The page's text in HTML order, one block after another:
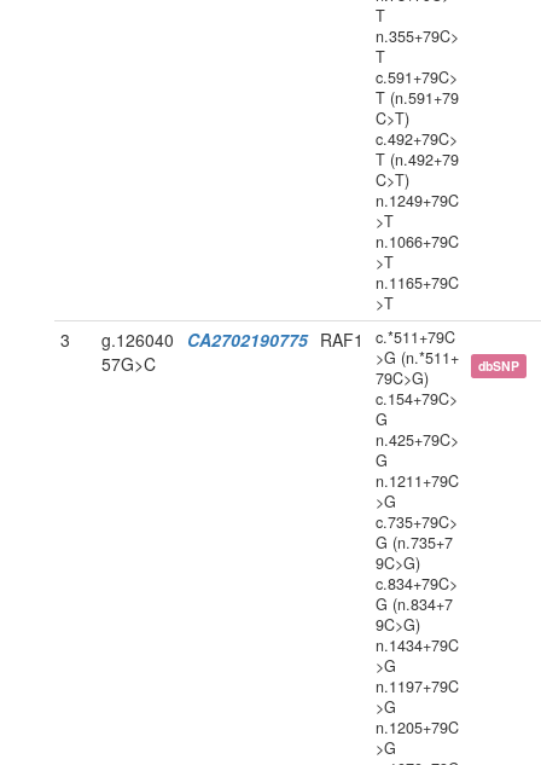
T
n.355+79C>
T
c.591+79C>
T (n.591+79
C>T)
c.492+79C>
T (n.492+79
C>T)
n.1249+79C
>T
n.1066+79C
>T
n.1165+79C
>T
3
g.126040
57G>C
CA2702190775 RAF1
c.*511+79C
>G (n.*511+
79C>G)
c.154+79C>
G
n.425+79C>
G
n.1211+79C
>G
c.735+79C>
G (n.735+7
9C>G)
c.834+79C>
G (n.834+7
9C>G)
n.1434+79C
>G
n.1197+79C
>G
n.1205+79C
>G
dbSNP